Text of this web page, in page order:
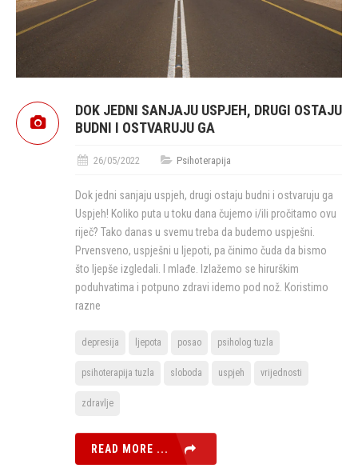
DOK JEDNI SANJAJU USPJEH, DRUGI OSTAJU
BUDNI I OSTVARUJU GA
26/05/2022 Psihoterapija
Dok jedni sanjaju uspjeh, drugi ostaju budni i ostvaruju ga
Uspjeh! Koliko puta u toku dana čujemo i/ili pročitamo ovu
riječ? Tako danas u svemu treba da budemo uspješni.
Prvensveno, uspješni u ljepoti, pa činimo čuda da bismo
što ljepše izgledali. I mlađe. Izlažemo se hirurškim
poduhvatima i potpuno zdravi idemo pod nož. Koristimo
razne
depresija ljepota posao psiholog tuzla
psihoterapija tuzla sloboda uspjeh vrijednosti
zdravlje
READ MORE ...